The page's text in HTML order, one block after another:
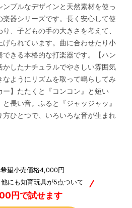
プルなデザインと天然素材を使っ
器シリーズです。長く安心して使
、子どもの手の大きさを考えて、
られています。曲に合わせたり小
できる本格的な打楽器です。【ハン
かしたナチュラルでやさしい雰囲気
ようにリズムを取って鳴らしてみ
ー】たたくと『コンコン』と短い
長い音。ふると『ジャッジャッ』
方ひとつで、いろいろな音が生まれ
望小売価格4,000円
他にも知育玩具が5点ついて
円で試せます